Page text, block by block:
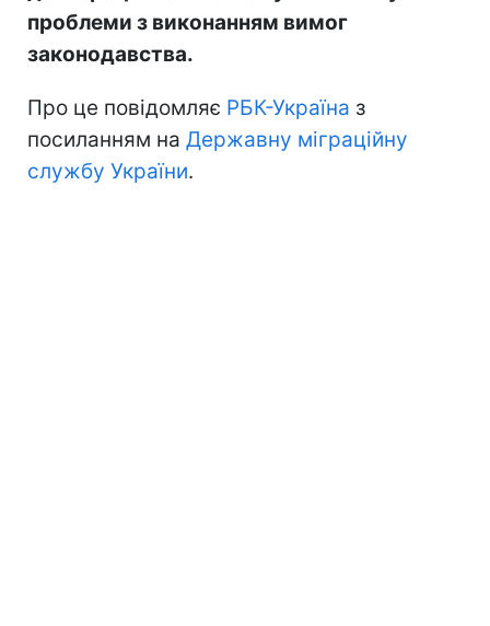
проблеми з виконанням вимог
законодавства.
Про це повідомляє РБК-Україна з
посиланням на Державну міграційну
службу України.